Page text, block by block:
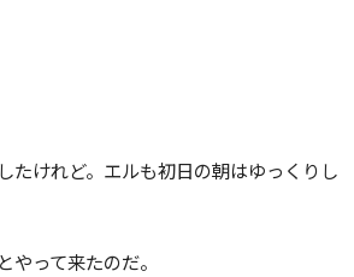
たけれど。エルも初日の朝はゆっくりし
って来たのだ。